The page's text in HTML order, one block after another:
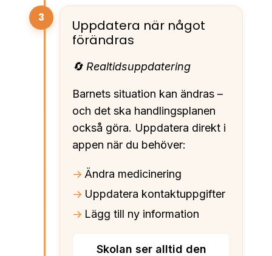
3
Uppdatera när något
förändras
🔄 Realtidsuppdatering
Barnets situation kan ändras –
och det ska handlingsplanen
också göra. Uppdatera direkt i
appen när du behöver:
Ändra medicinering
Uppdatera kontaktuppgifter
Lägg till ny information
Skolan ser alltid den